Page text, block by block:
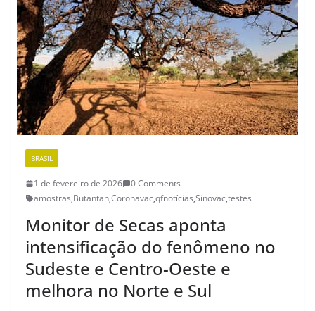
BRASIL
1 de fevereiro de 2026
0 Comments
amostras,Butantan,Coronavac,qfnotícias,Sinovac,testes
Monitor de Secas aponta
intensificação do fenômeno no
Sudeste e Centro-Oeste e
melhora no Norte e Sul